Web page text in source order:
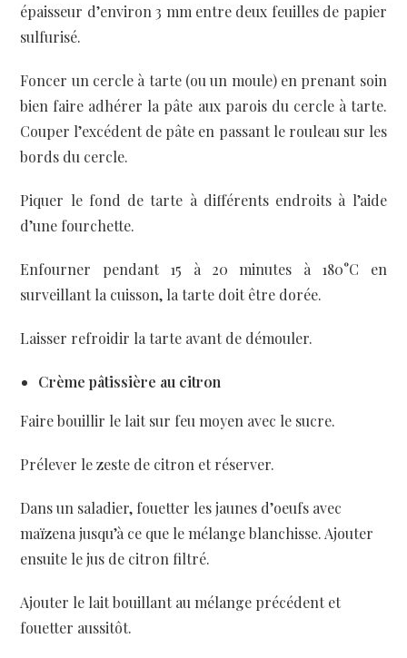
épaisseur d’environ 3 mm entre deux feuilles de papier
sulfurisé.
Foncer un cercle à tarte (ou un moule) en prenant soin
bien faire adhérer la pâte aux parois du cercle à tarte.
Couper l’excédent de pâte en passant le rouleau sur les
bords du cercle.
Piquer le fond de tarte à différents endroits à l’aide
d’une fourchette.
Enfourner pendant 15 à 20 minutes à 180°C en
surveillant la cuisson, la tarte doit être dorée.
Laisser refroidir la tarte avant de démouler.
Crème pâtissière au citron
Faire bouillir le lait sur feu moyen avec le sucre.
Prélever le zeste de citron et réserver.
Dans un saladier, fouetter les jaunes d’oeufs avec
maïzena jusqu’à ce que le mélange blanchisse. Ajouter
ensuite le jus de citron filtré.
Ajouter le lait bouillant au mélange précédent et
fouetter aussitôt.